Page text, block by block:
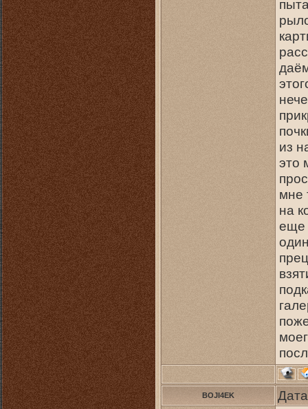
из
это
мне
на
еще
BOJI4EK